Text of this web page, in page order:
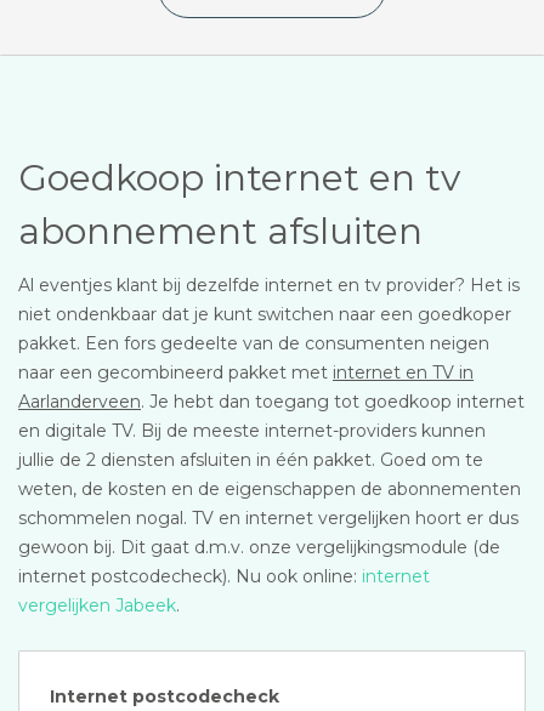
Goedkoop internet en tv
abonnement afsluiten
Al eventjes klant bij dezelfde internet en tv provider? Het is
niet ondenkbaar dat je kunt switchen naar een goedkoper
pakket. Een fors gedeelte van de consumenten neigen
naar een gecombineerd pakket met internet en TV in
Aarlanderveen. Je hebt dan toegang tot goedkoop internet
en digitale TV. Bij de meeste internet-providers kunnen
jullie de 2 diensten afsluiten in één pakket. Goed om te
weten, de kosten en de eigenschappen de abonnementen
schommelen nogal. TV en internet vergelijken hoort er dus
gewoon bij. Dit gaat d.m.v. onze vergelijkingsmodule (de
internet postcodecheck). Nu ook online: internet
vergelijken Jabeek.
Internet postcodecheck